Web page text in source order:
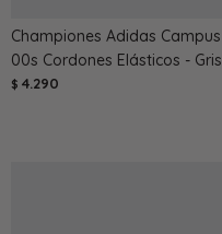
Championes Adidas Campus
00s Cordones Elásticos - Gris
$ 4.290